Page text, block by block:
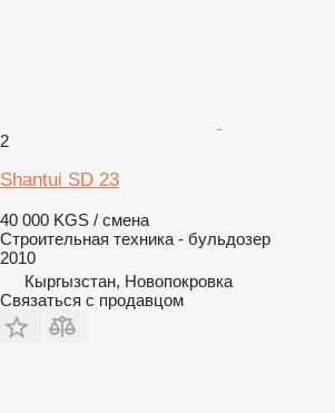
2
Shantui SD 23
40 000 KGS / смена
Строительная техника - бульдозер
2010
Кыргызстан, Новопокровка
Связаться с продавцом